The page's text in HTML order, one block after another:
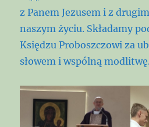
z Panem Jezusem i z
naszym życiu. Składamy
Księdzu Proboszczowi za
słowem i wspólną modlitwę.